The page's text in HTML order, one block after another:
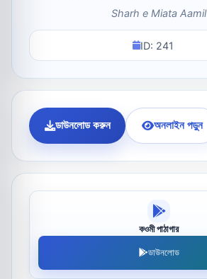
Sharh e Miata Aamil
ID: 241
ডাউনলোড করুন অনলাইন পড়ুন
কওমী পাঠাগার
ডাউনলোড